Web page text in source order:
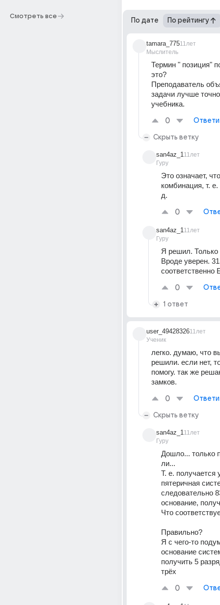
Смотреть все
По дате По рейтингу
tamara_775
Мыслитель
11лет
Термин " позиция"
это?
Преподаватель
задачи лучше
учебника.
0
Скрыть ветку
san4az_1
Гуру
11лет
Это означает,
комбинация, т.
д.
0
san4az_1
Гуру
11лет
Я решил. Только
Вроде уверен.
соответственно
0
1 ответ
user_49428326
Ученик
11лет
легко. думаю, что
решили. если нет,
помогу. так же
замков.
0
Скрыть ветку
san4az_1
Гуру
11лет
Дошло... только
ли...
Т. е. получается
пятеричная
следовательно
основание,
Что
Правильно?
Я с чего-то
основание
получить 5
трёх
0